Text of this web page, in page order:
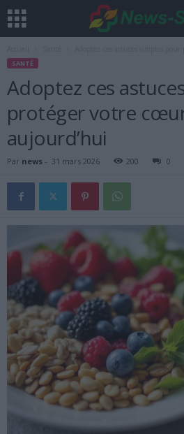
SANTÉ
Adoptez ces
protéger votre
aujourd’hui
Par news - 31 mars 2026 200 0